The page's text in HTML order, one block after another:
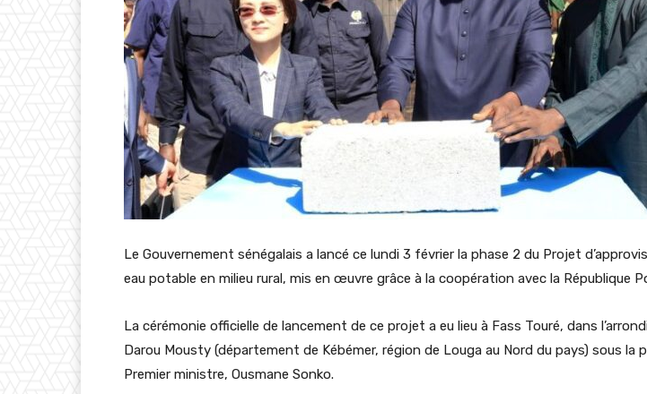
Le Gouvernement sénégalais a lancé ce lundi 3 février la phase 2 du Projet
eau potable en milieu rural, mis en œuvre grâce à la coopération avec la République
La cérémonie officielle de lancement de ce projet a eu lieu à Fass Touré, dans
Darou Mousty (département de Kébémer, région de Louga au Nord du pays) sous la
Premier ministre, Ousmane Sonko.